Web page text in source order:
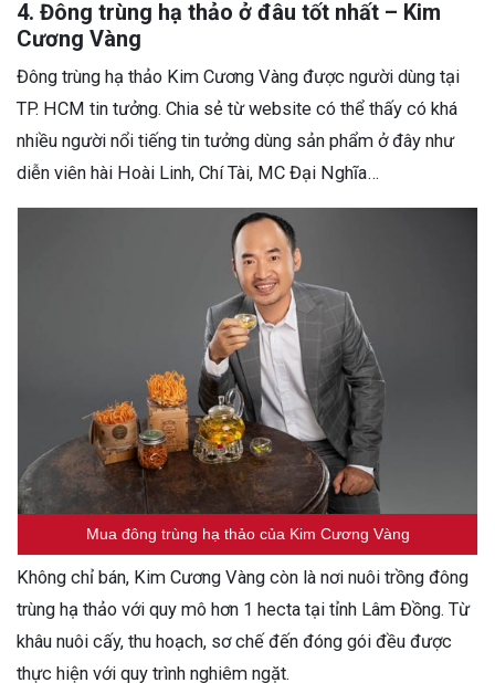
4. Đông trùng hạ thảo ở đâu tốt nhất – Kim
Cương Vàng
Đông trùng hạ thảo Kim Cương Vàng được người dùng tại
TP. HCM tin tưởng. Chia sẻ từ website có thể thấy có khá
nhiều người nổi tiếng tin tưởng dùng sản phẩm ở đây như
diễn viên hài Hoài Linh, Chí Tài, MC Đại Nghĩa…
Mua đông trùng hạ thảo của Kim Cương Vàng
Không chỉ bán, Kim Cương Vàng còn là nơi nuôi trồng đông
trùng hạ thảo với quy mô hơn 1 hecta tại tỉnh Lâm Đồng. Từ
khâu nuôi cấy, thu hoạch, sơ chế đến đóng gói đều được
thực hiện với quy trình nghiêm ngặt.